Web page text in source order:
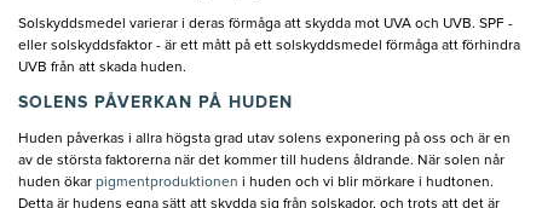
Solskyddsmedel varierar i deras förmåga att skydda mot UVA och UVB. SPF -
eller solskyddsfaktor - är ett mått på ett solskyddsmedel förmåga att förhindra
UVB från att skada huden.
SOLENS PÅVERKAN PÅ HUDEN
Huden påverkas i allra högsta grad utav solens exponering på oss och är en
av de största faktorerna när det kommer till hudens åldrande. När solen når
huden ökar pigmentproduktionen i huden och vi blir mörkare i hudtonen.
Detta är hudens egna sätt att skydda sig från solskador, och trots att det är